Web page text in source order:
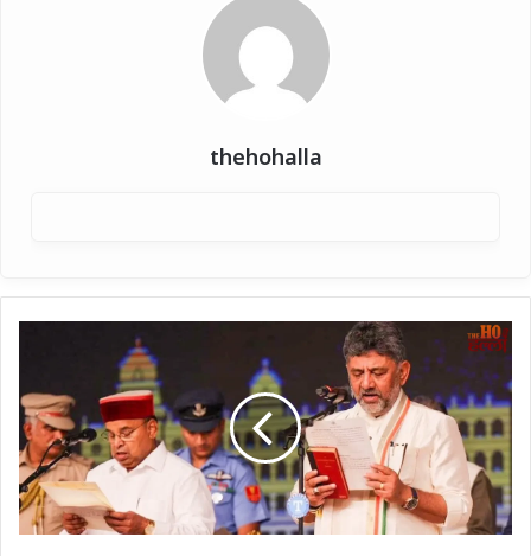
thehohalla
DK
राज
:
शिवकुमार
बने
CM,